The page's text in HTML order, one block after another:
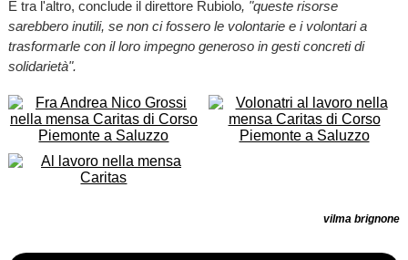
E tra l'altro, conclude il direttore Rubiolo, "queste risorse
sarebbero inutili, se non ci fossero le volontarie e i volontari a
trasformarle con il loro impegno generoso in gesti concreti di
solidarietà".
vilma brignone